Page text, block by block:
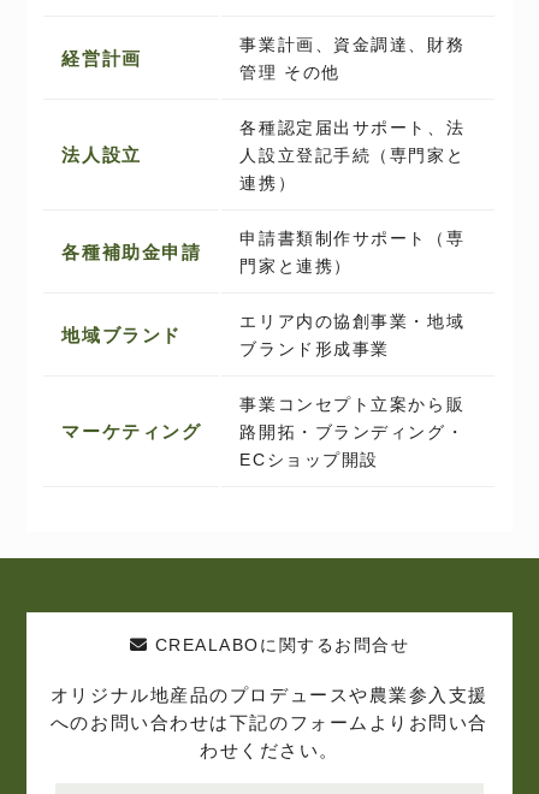
経営計画
事業計画、資金調達、財務
管理 その他
法人設立
各種認定届出サポート、法
人設立登記手続（専門家と
連携）
各種補助金申請
申請書類制作サポート（専
門家と連携）
地域ブランド
エリア内の協創事業・地域
ブランド形成事業
マーケティング
事業コンセプト立案から販
路開拓・ブランディング・
ECショップ開設
CREALABOに関するお問合せ
オリジナル地産品のプロデュースや農業参入支援
へのお問い合わせは下記のフォームよりお問い合
わせください。